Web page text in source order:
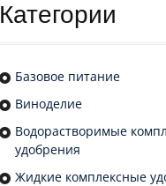
Категории
Базовое питание
Виноделие
Водорастворимые
удобрения
Жидкие комплексные